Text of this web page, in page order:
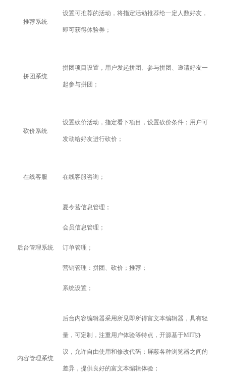
推荐系统
设置可推荐的活动，将指定活动推荐给一定人数好友，
即可获得体验券；
拼团系统
拼团项目设置，用户发起拼团、参与拼团、邀请好友一
起参与拼团；
砍价系统
设置砍价活动，指定看下项目，设置砍价条件；用户可
发动给好友进行砍价；
在线客服 在线客服咨询；
后台管理系统
夏令营信息管理；
会员信息管理；
订单管理；
营销管理：拼团、砍价；推荐；
系统设置；
内容管理系统
后台内容编辑器采用所见即所得富文本编辑器，具有轻
量，可定制，注重用户体验等特点，开源基于MIT协
议，允许自由使用和修改代码；屏蔽各种浏览器之间的
差异，提供良好的富文本编辑体验；